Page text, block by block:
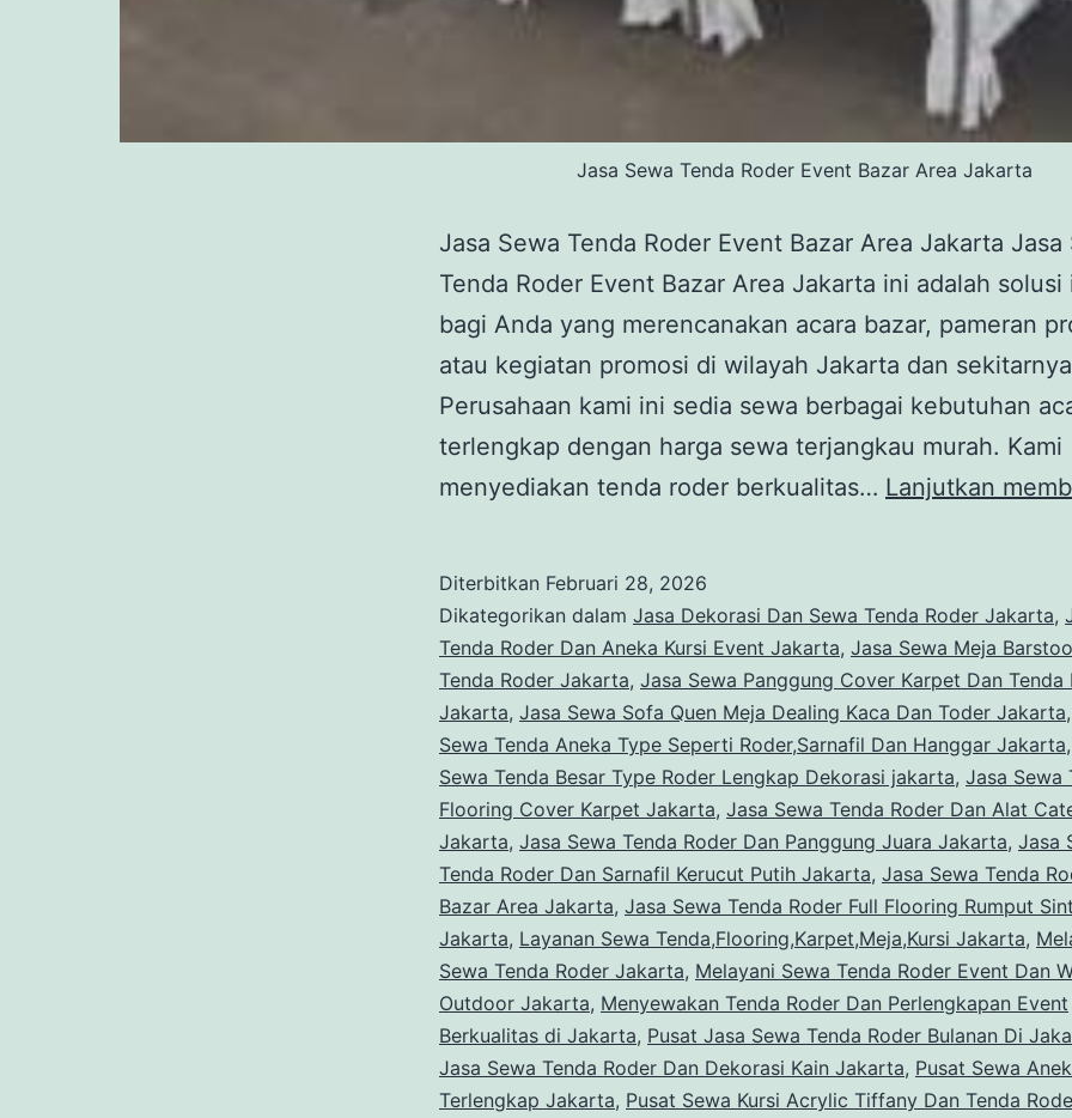
Jasa Sewa Tenda Roder Event Bazar Area Jakarta
Jasa Sewa Tenda Roder Event Bazar Area Jakarta Jasa
Tenda Roder Event Bazar Area Jakarta ini adalah solusi
bagi Anda yang merencanakan acara bazar, pameran
atau kegiatan promosi di wilayah Jakarta dan
Perusahaan kami ini sedia sewa berbagai kebutuhan
terlengkap dengan harga sewa terjangkau murah. Kami
menyediakan tenda roder berkualitas… Lanjutkan
Diterbitkan Februari 28, 2026
Dikategorikan dalam Jasa Dekorasi Dan Sewa Tenda Roder Jakarta,
Tenda Roder Dan Aneka Kursi Event Jakarta, Jasa Sewa Meja
Tenda Roder Jakarta, Jasa Sewa Panggung Cover Karpet Dan Tenda
Jakarta, Jasa Sewa Sofa Quen Meja Dealing Kaca Dan Toder Jakarta
Sewa Tenda Aneka Type Seperti Roder,Sarnafil Dan Hanggar Jakarta
Sewa Tenda Besar Type Roder Lengkap Dekorasi jakarta, Jasa Sewa
Flooring Cover Karpet Jakarta, Jasa Sewa Tenda Roder Dan Alat
Jakarta, Jasa Sewa Tenda Roder Dan Panggung Juara Jakarta, Jasa
Tenda Roder Dan Sarnafil Kerucut Putih Jakarta, Jasa Sewa Tenda
Bazar Area Jakarta, Jasa Sewa Tenda Roder Full Flooring Rumput
Jakarta, Layanan Sewa Tenda,Flooring,Karpet,Meja,Kursi Jakarta,
Sewa Tenda Roder Jakarta, Melayani Sewa Tenda Roder Event Dan
Outdoor Jakarta, Menyewakan Tenda Roder Dan Perlengkapan Event
Berkualitas di Jakarta, Pusat Jasa Sewa Tenda Roder Bulanan Di
Jasa Sewa Tenda Roder Dan Dekorasi Kain Jakarta, Pusat Sewa
Terlengkap Jakarta, Pusat Sewa Kursi Acrylic Tiffany Dan Tenda